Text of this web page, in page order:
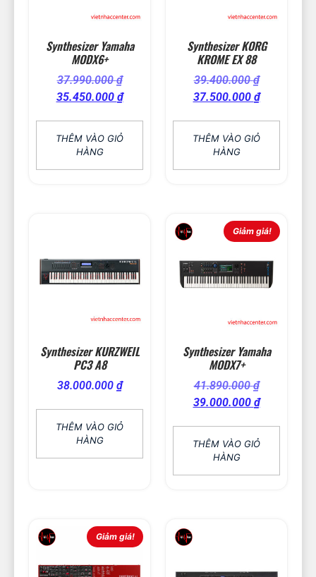
Synthesizer Yamaha
MODX6+
37.990.000₫
35.450.000 ₫
THÊM VÀO GIỎ
HÀNG
Synthesizer KORG
KROME EX 88
39.400.000₫
37.500.000 ₫
THÊM VÀO GIỎ
HÀNG
Synthesizer KURZWEIL
PC3 A8
38.000.000 ₫
THÊM VÀO GIỎ
HÀNG
Giảm giá!
Synthesizer Yamaha
MODX7+
41.890.000₫
39.000.000 ₫
THÊM VÀO GIỎ
HÀNG
Giảm giá!